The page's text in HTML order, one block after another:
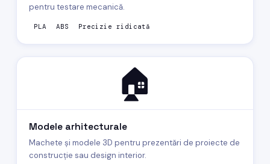
pentru testare mecanică.
PLA ABS Precizie ridicată
🏠
Modele arhitecturale
Machete și modele 3D pentru prezentări de proiecte de
construcție sau design interior.